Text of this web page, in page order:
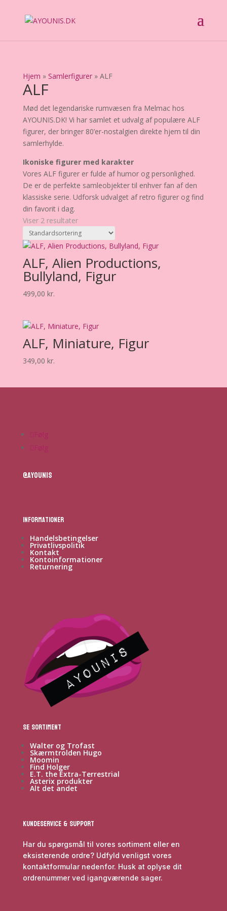
Hjem » Samlerfigurer» ALF
ALF
Mød det legendariske rumvæsen fra Melmac hos
AYOUNIS.DK! Vi har samlet et udvalg af populære ALF
figurer, der bringer 80’er-nostalgien direkte hjem til din
samlerhylde.
Ikoniske figurer med karakter
Vores ALF figurer er fulde af humor og personlighed.
De er de perfekte samleobjekter til enhver fan af den
klassiske serie. Udforsk udvalget af retro figurer og find
din favorit i dag.
Viser 2 resultater
ALF, Alien Productions,
Bullyland, Figur
499,00 kr.
ALF, Miniature, Figur
349,00 kr.
Følg
Følg
@ayounis
Informationer
Handelsbetingelser
Privatlivspolitik
Kontakt
Kontoinformationer
Returnering
Se sortiment
Walter og Trofast
Skærmtrolden Hugo
Moomin
Find Holger
E.T. the Extra-Terrestrial
Asterix produkter
Alt det andet
Kundeservice & Support
Har du spørgsmål til vores sortiment eller en
eksisterende ordre? Udfyld venligst vores
kontaktformular nedenfor. Husk at oplyse dit
ordrenummer ved igangværende sager.